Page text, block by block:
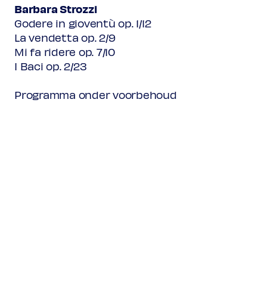
Barbara Strozzi
Godere in gioventù op. 1/12
La vendetta op. 2/9
Mi fa ridere op. 7/10
I Baci op. 2/23
Programma onder voorbehoud